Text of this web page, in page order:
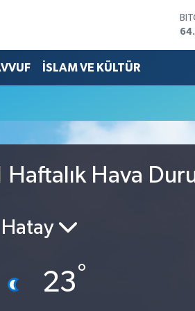
İSLAM VE KÜLTÜR
Haftalık Hava
Hatay
23°